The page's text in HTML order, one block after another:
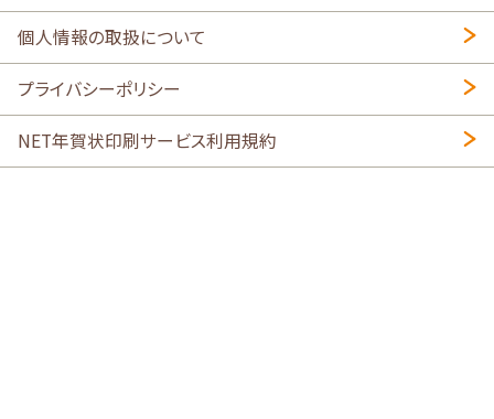
個人情報の取扱について
プライバシーポリシー
NET年賀状印刷サービス利用規約